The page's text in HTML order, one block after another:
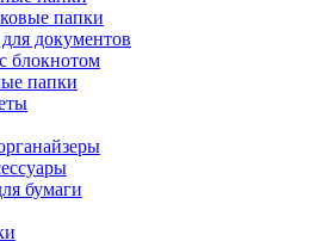
папки
документов
блокнотом
папки
бумаги